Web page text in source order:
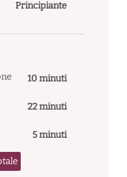
Principiante
10 minuti
22 minuti
5 minuti